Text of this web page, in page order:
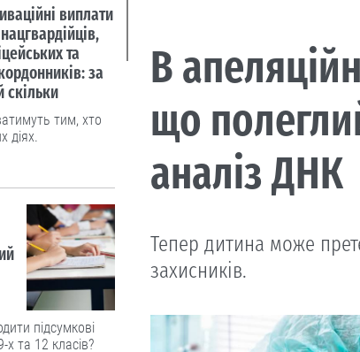
В
що
аналіз ДНК
Тепер дитина може
захисників.
виплати
та
за
скільки
тим, хто
діях.
підсумкові
х та 12 класів?